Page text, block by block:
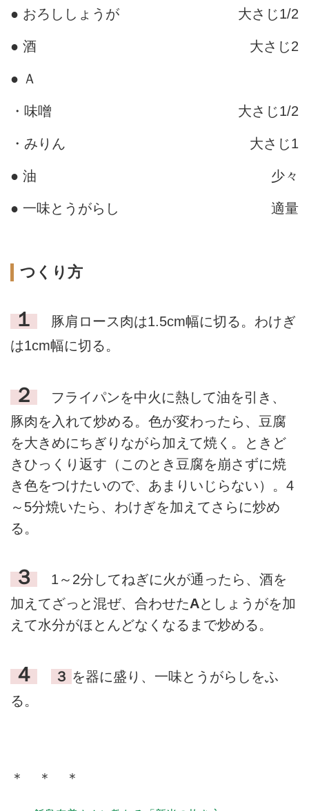
● おろししょうが 大さじ1/2
● 酒 大さじ2
● Ａ
・味噌 大さじ1/2
・みりん 大さじ1
● 油 少々
● 一味とうがらし 適量
つくり方
１
豚肩ロース肉は1.5cm幅に切る。わけぎ
は1cm幅に切る。
２
フライパンを中火に熱して油を引き、
豚肉を入れて炒める。色が変わったら、豆腐
を大きめにちぎりながら加えて焼く。ときど
きひっくり返す（このとき豆腐を崩さずに焼
き色をつけたいので、あまりいじらない）。4
～5分焼いたら、わけぎを加えてさらに炒め
る。
３
1～2分してねぎに火が通ったら、酒を
加えてざっと混ぜ、合わせたAとしょうがを加
えて水分がほとんどなくなるまで炒める。
４ ３ を器に盛り、一味とうがらしをふ
る。
＊ ＊ ＊